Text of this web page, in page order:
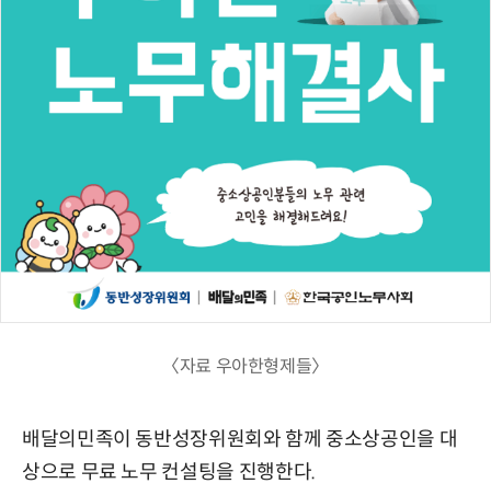
〈자료 우아한형제들〉
배달의민족이 동반성장위원회와 함께 중소상공인을 대
상으로 무료 노무 컨설팅을 진행한다.